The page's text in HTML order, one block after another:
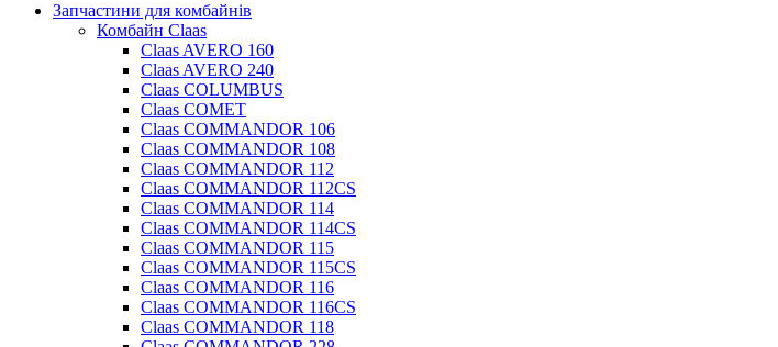
Запчастини для комбайнів
Комбайн Claas
Claas AVERO 160
Claas AVERO 240
Claas COLUMBUS
Claas COMET
Claas COMMANDOR 106
Claas COMMANDOR 108
Claas COMMANDOR 112
Claas COMMANDOR 112CS
Claas COMMANDOR 114
Claas COMMANDOR 114CS
Claas COMMANDOR 115
Claas COMMANDOR 115CS
Claas COMMANDOR 116
Claas COMMANDOR 116CS
Claas COMMANDOR 118